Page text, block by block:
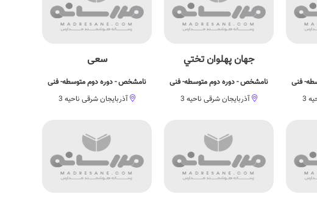
فنی
3
جهان پهلوان تختي
نامشخص - دوره دوم متوسطه- فنی
آذربایجان شرقی ناحیه 3
سعی
نامشخص - دوره دوم متوسطه- فنی
آذربایجان شرقی ناحیه 3